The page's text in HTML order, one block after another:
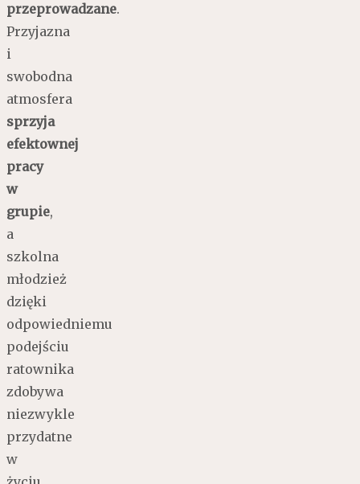
przeprowadzane.
Przyjazna
i
swobodna
atmosfera
sprzyja
efektownej
pracy
w
grupie,
a
szkolna
młodzież
dzięki
odpowiedniemu
podejściu
ratownika
zdobywa
niezwykle
przydatne
w